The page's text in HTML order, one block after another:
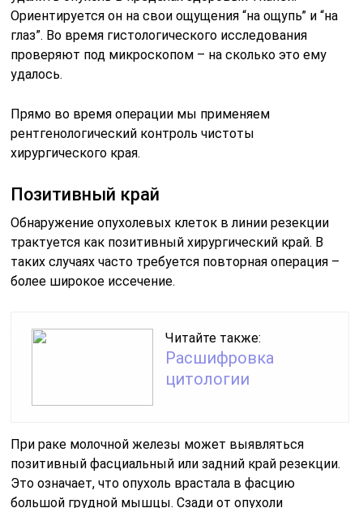
Ориентируется он на свои ощущения “на ощупь” и “на
глаз”. Во время гистологического исследования
проверяют под микроскопом – на сколько это ему
удалось.
Прямо во время операции мы применяем
рентгенологический контроль чистоты
хирургического края.
Позитивный край
Обнаружение опухолевых клеток в линии резекции
трактуется как позитивный хирургический край. В
таких случаях часто требуется повторная операция –
более широкое иссечение.
Читайте также:
Расшифровка
цитологии
При раке молочной железы может выявляться
позитивный фасциальный или задний край резекции.
Это означает, что опухоль врастала в фасцию
большой грудной мышцы. Сзади от опухоли